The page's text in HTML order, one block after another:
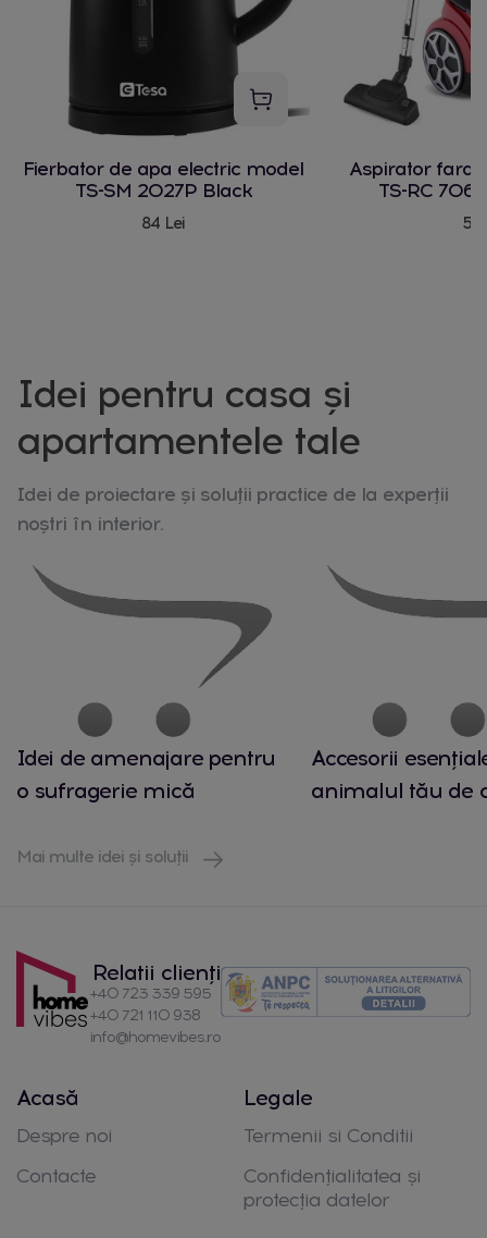
Fierbator de apa electric model
TS-SM 2027P Black
84 Lei
Aspirator fara
TS-RC 706
Idei pentru casa și
apartamentele tale
Idei de proiectare și soluții practice de la experții
noștri în interior.
Idei de amenajare pentru
o sufragerie mică
Accesorii
animalul tău de
Mai multe idei și soluții
Relatii clienți
+40 723 339 595
+40 721 110 938
info@homevibes.ro
Acasă
Despre noi
Contacte
Legale
Termenii si Conditii
Confidențialitatea și
protecția datelor